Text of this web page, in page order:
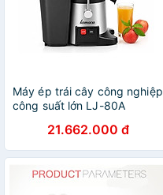
Máy ép trái cây công nghiệp
công suất lớn LJ-80A
21.662.000 đ